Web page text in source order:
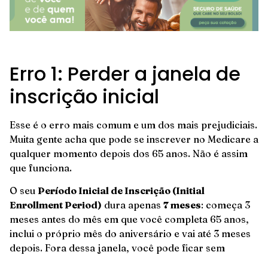
Erro 1: Perder a janela de
inscrição inicial
Esse é o erro mais comum e um dos mais prejudiciais.
Muita gente acha que pode se inscrever no Medicare a
qualquer momento depois dos 65 anos. Não é assim
que funciona.
O seu Período Inicial de Inscrição (Initial
Enrollment Period) dura apenas 7 meses: começa 3
meses antes do mês em que você completa 65 anos,
inclui o próprio mês do aniversário e vai até 3 meses
depois. Fora dessa janela, você pode ficar sem